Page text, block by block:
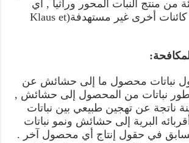
من منتج النبات المحور وراثياً , أي
تأثير المنتج على كائنات أخرى غير مستهدفة(Klaus et
نباتات محصول ما إلى حشائش عن
نباتات من المحصول إلى حشائش ,
ناتجة عن تهجين طبيعي بين نباتات
البرية إلى حشائش ونمو نباتات
في حقول إنتاج أي محصول آخر .